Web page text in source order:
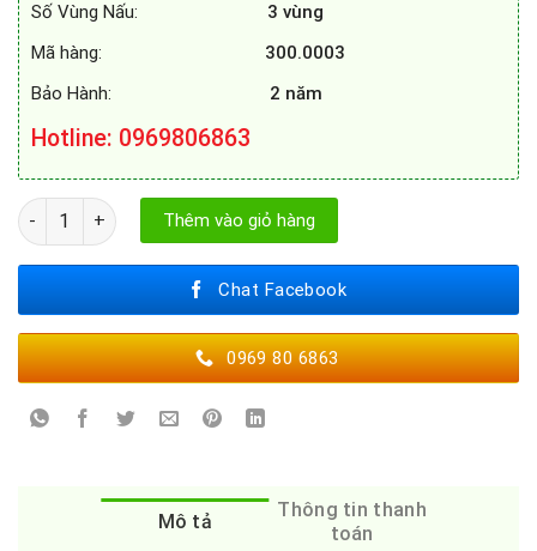
Số Vùng Nấu: 3 vùng
Mã hàng: 300.0003
Bảo Hành: 2 năm
Hotline: 0969806863
BẾP TỪ FAGOR 3IF - 73A2S số lượng
Thêm vào giỏ hàng
Chat Facebook
0969 80 6863
Mô tả
Thông tin thanh
toán